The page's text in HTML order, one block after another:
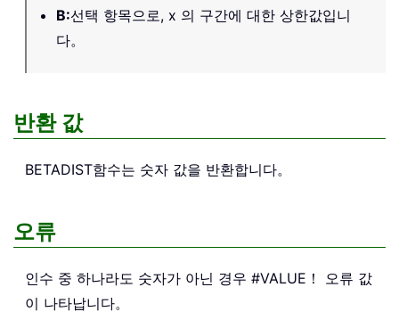
B:선택 항목으로, x 의 구간에 대한 상한값입니
다。
반환 값
BETADIST함수는 숫자 값을 반환합니다。
오류
인수 중 하나라도 숫자가 아닌 경우 #VALUE！ 오류 값
이 나타납니다。